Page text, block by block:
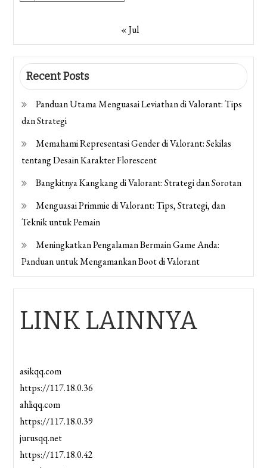
« Jul
Recent Posts
Panduan Utama Menguasai Leviathan di Valorant: Tips
dan Strategi
Memahami Representasi Gender di Valorant: Sekilas
tentang Desain Karakter Florescent
Bangkitnya Kangkang di Valorant: Strategi dan Sorotan
Menguasai Primmie di Valorant: Tips, Strategi, dan
Teknik untuk Pemain
Meningkatkan Pengalaman Bermain Game Anda:
Panduan untuk Mengamankan Boot di Valorant
LINK LAINNYA
asikqq.com
https://117.18.0.36
ahliqq.com
https://117.18.0.39
jurusqq.net
https://117.18.0.42